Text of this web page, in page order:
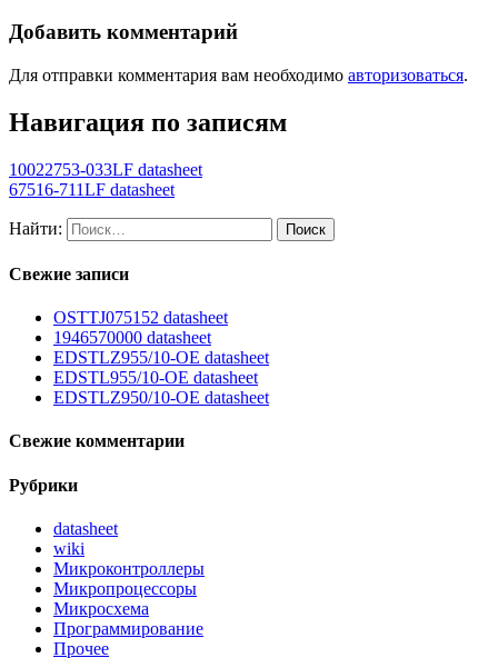
Добавить комментарий
Для отправки комментария вам необходимо авторизоваться.
Навигация по записям
10022753-033LF datasheet
67516-711LF datasheet
Найти:
Свежие записи
OSTTJ075152 datasheet
1946570000 datasheet
EDSTLZ955/10-OE datasheet
EDSTL955/10-OE datasheet
EDSTLZ950/10-OE datasheet
Свежие комментарии
Рубрики
datasheet
wiki
Микроконтроллеры
Микропроцессоры
Микросхема
Программирование
Прочее